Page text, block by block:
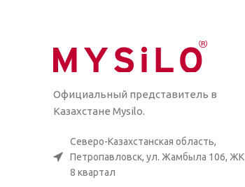
Официальный представитель в
Казахстане Mysilo.
Северо-Казахстанская область,
Петропавловск, ул. Жамбыла 106, ЖК
8 квартал